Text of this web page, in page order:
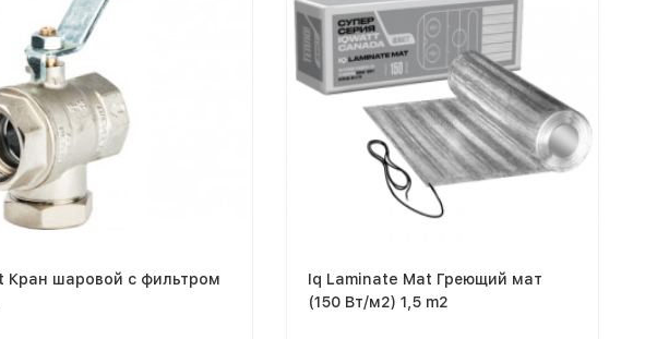
Кран шаровой с фильтром
Iq Laminate Mat Греющий мат
(150 Вт/м2) 1,5 m2